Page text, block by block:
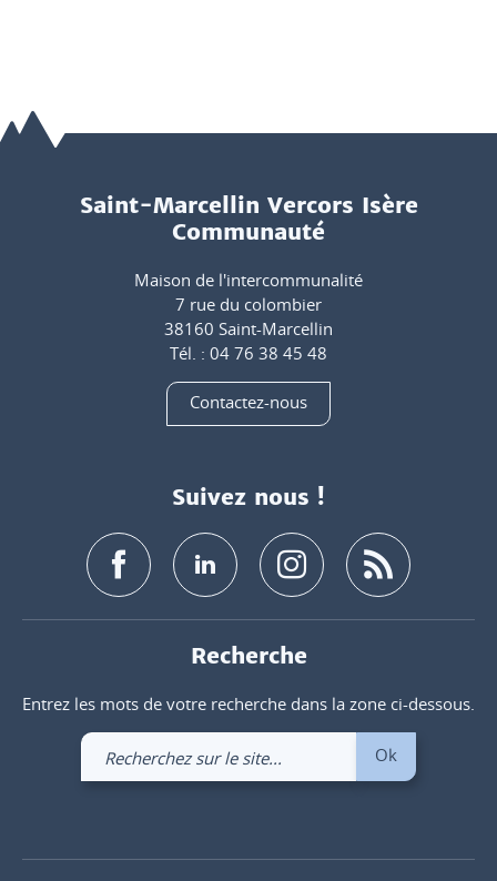
Saint-Marcellin Vercors Isère
Communauté
Maison de l'intercommunalité
7 rue du colombier
38160 Saint-Marcellin
Tél. : 04 76 38 45 48
Contactez-nous
Suivez nous !
Recherche
Entrez les mots de votre recherche dans la zone ci-dessous.
Recherchez
sur
Ok